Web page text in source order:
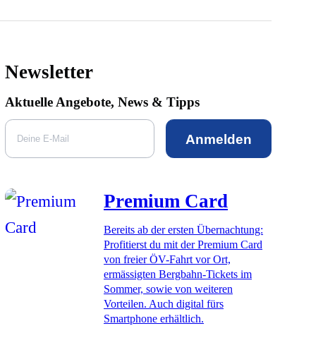
Newsletter
Aktuelle Angebote, News & Tipps
Anmelden
Premium Card
Bereits ab der ersten Übernachtung:
Profitierst du mit der Premium Card
von freier ÖV-Fahrt vor Ort,
ermässigten Bergbahn-Tickets im
Sommer, sowie von weiteren
Vorteilen. Auch digital fürs
Smartphone erhältlich.